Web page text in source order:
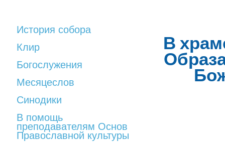
История собора
Клир
Богослужения
Месяцеслов
Синодики
В помощь
преподавателям Основ
Православной культуры
В